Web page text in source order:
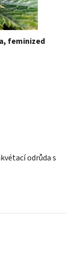
feminized
odrůda s